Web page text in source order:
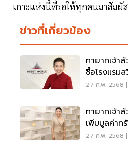
เกาะแห่งนี้ที่รอให้ทุกคนมาสัมผั
ข่าวที่เกี่ยวข้อง
ทายาทเจ้า
ซื้อโรงแรม
พอร์ต AWC
27 ก.พ. 2568
ทายาทเจ้า
เพิ่มมูลค่าทรัพย์
ระดับ 3 แส
27 ก.พ. 2568